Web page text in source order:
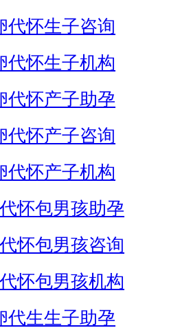
代怀生子咨询
代怀生子机构
代怀产子助孕
代怀产子咨询
代怀产子机构
怀包男孩助孕
怀包男孩咨询
怀包男孩机构
代生生子助孕